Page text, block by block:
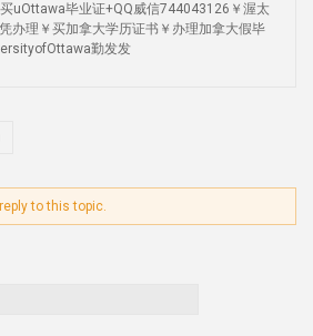
uOttawa毕业证+QQ威信744043126￥渥太
办理￥买加拿大学历证书￥办理加拿大假毕
勤发发
to this topic.